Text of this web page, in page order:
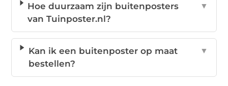
Hoe duurzaam zijn buitenposters
van Tuinposter.nl?
▼
Kan ik een buitenposter op maat
bestellen?
▼